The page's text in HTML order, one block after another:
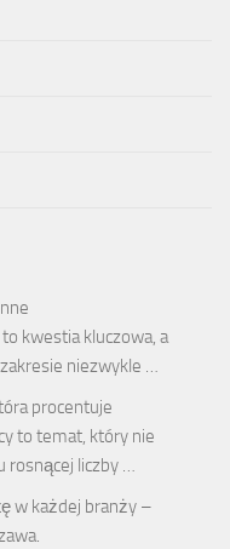
kwestia kluczowa, a
niezwykle …
procentuje
to temat, który nie
rosnącej liczby …
w każdej branży –